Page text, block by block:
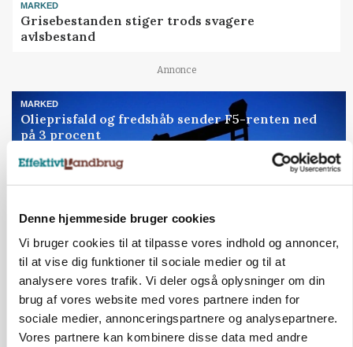
Denne hjemmeside bruger cookies
Vi bruger cookies til at tilpasse vores indhold og annoncer,
til at vise dig funktioner til sociale medier og til at
analysere vores trafik. Vi deler også oplysninger om din
brug af vores website med vores partnere inden for
sociale medier, annonceringspartnere og analysepartnere.
Vores partnere kan kombinere disse data med andre
MARKED
Grisebestanden stiger trods svagere
avlsbestand
Annonce
MARKED
Olieprisfald og fredshåb sender F5-renten ned
på 3 procent
Loading...
Jobs
i samarbejde med
77ledige stillinger
Opret agent
Se alle jobs